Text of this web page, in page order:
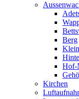
Berg
Hof-
Kirchen